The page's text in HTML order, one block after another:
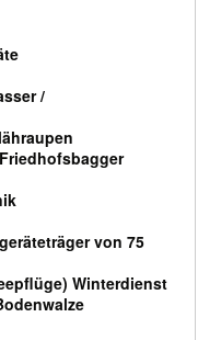
/
von 75
Winterdienst